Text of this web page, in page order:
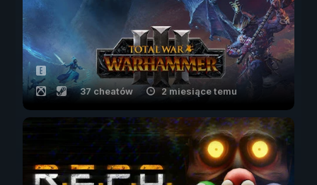
37 cheatów 2 miesiące temu